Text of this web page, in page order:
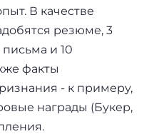
В качестве
резюме, 3
и 10
факты
- к примеру,
награды (Букер,